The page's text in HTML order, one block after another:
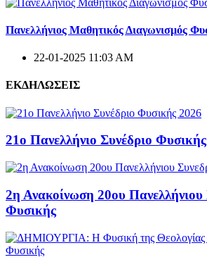
Πανελλήνιος Μαθητικός Διαγωνισμός
22-01-2025 11:03 AM
ΕΚΔΗΛΩΣΕΙΣ
21ο Πανελλήνιο Συνέδριο
2η Ανακοίνωση 20ου Πανελλήνιου
Φυσικής